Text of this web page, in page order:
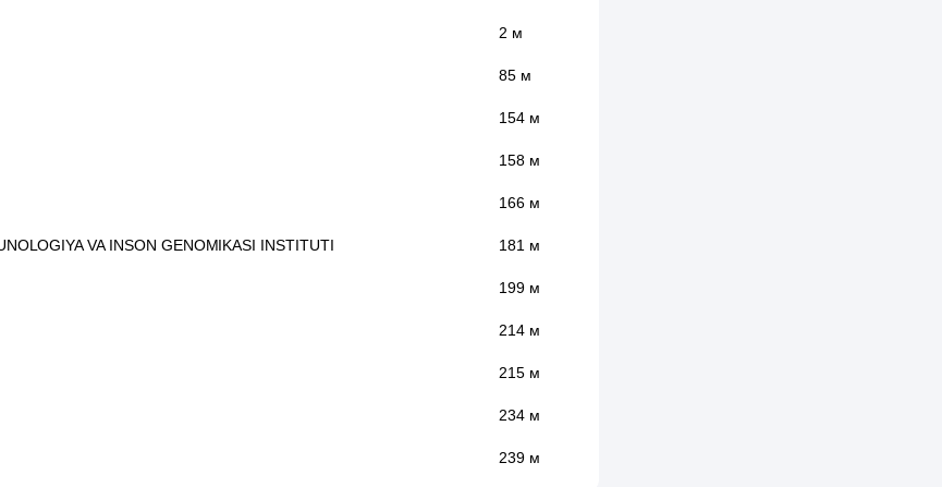
2 м
85 м
154 м
158 м
166 м
VA INSON GENOMIKASI INSTITUTI 181 м
199 м
214 м
215 м
234 м
239 м